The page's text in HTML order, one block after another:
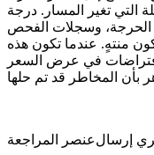
التي تغير المسار. درجة
الحرجة، وسجلات الفحص
منتهٍ. عندما تكون هذه
في عرض السعر
عنصر المراجعةإرسال